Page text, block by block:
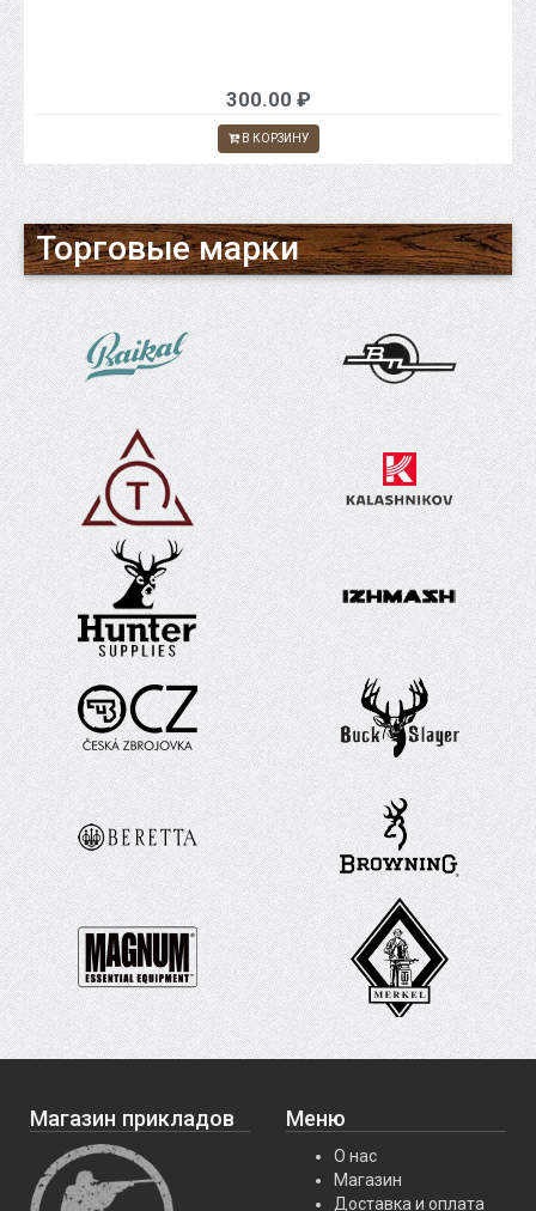
300.00 ₽
В КОРЗИНУ
Торговые марки
Магазин прикладов Меню
О нас
Магазин
Доставка и оплата